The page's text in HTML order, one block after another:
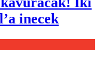
inecek